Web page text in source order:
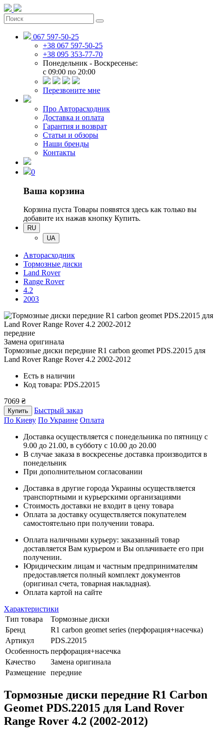
067 597-50-25
+38 067 597-50-25
+38 095 353-77-70
Понедельник - Воскресенье:
c 09:00 по 20:00
Перезвоните мне
Про Авторасходник
Доставка и оплата
Гарантия и возврат
Статьи и обзоры
Наши бренды
Контакты
0
Ваша корзина
Корзина пуста Товары появятся здесь как только вы
добавите их нажав кнопку Купить.
RU
UA
Авторасходник
Тормозные диски
Land Rover
Range Rover
4.2
2003
передние
Замена оригинала
Тормозные диски передние R1 carbon geomet PDS.22015 для
Land Rover Range Rover 4.2 2002-2012
Есть в наличии
Код товара: PDS.22015
7069 ₴
Купить
Быстрый заказ
По Киеву По Украине Оплата
Доставка осуществляется с понедельника по пятницу с
9.00 до 21.00, в субботу с 10.00 до 20.00
В случае заказа в воскресенье доставка производится в
понедельник
При дополнительном согласовании
Доставка в другие города Украины осуществляется
транспортными и курьерскими организациями
Стоимость доставки не входит в цену товара
Оплата за доставку осуществляется покупателем
самостоятельно при получении товара.
Оплата наличными курьеру: заказанный товар
доставляется Вам курьером и Вы оплачиваете его при
получении.
Юридическим лицам и частным предпринимателям
предоставляется полный комплект документов
(оригинал счета, товарная накладная).
Оплата картой на сайте
Характеристики
Тип товара
Тормозные диски
Бренд
R1 carbon geomet series (перфорация+насечка)
Артикул
PDS.22015
Особенность перфорация+насечка
Качество
Замена оригинала
Размещение передние
Тормозные диски передние R1 Carbon
Geomet PDS.22015 для Land Rover
Range Rover 4.2 (2002-2012)